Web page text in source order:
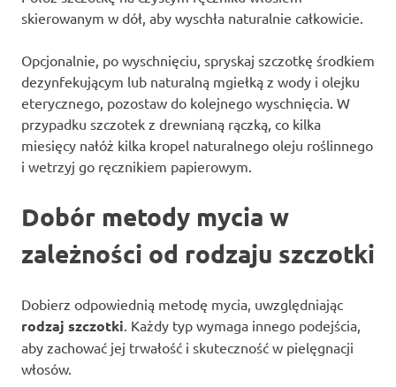
skierowanym w dół, aby wyschła naturalnie całkowicie.
Opcjonalnie, po wyschnięciu, spryskaj szczotkę środkiem
dezynfekującym lub naturalną mgiełką z wody i olejku
eterycznego, pozostaw do kolejnego wyschnięcia. W
przypadku szczotek z drewnianą rączką, co kilka
miesięcy nałóż kilka kropel naturalnego oleju roślinnego
i wetrzyj go ręcznikiem papierowym.
Dobór metody mycia w
zależności od rodzaju szczotki
Dobierz odpowiednią metodę mycia, uwzględniając
rodzaj szczotki. Każdy typ wymaga innego podejścia,
aby zachować jej trwałość i skuteczność w pielęgnacji
włosów.